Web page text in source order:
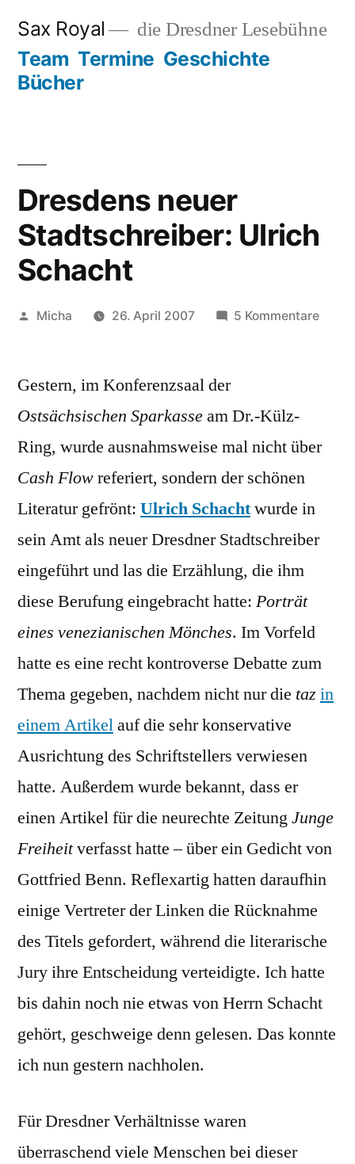
springen
Sax Royal die Dresdner Lesebühne
Team Termine Geschichte
Bücher
Dresdens neuer
Stadtschreiber: Ulrich
Schacht
Veröffentlicht
Micha 26. April 2007 5 Kommentarezu
Gestern, im Konferenzsaal der
Ostsächsischen Sparkasseam Dr.-Külz-
Ring, wurde ausnahmsweise mal nicht über
Cash Flowreferiert, sondern der schönen
Literatur gefrönt: Ulrich Schachtwurde in
sein Amt als neuer Dresdner Stadtschreiber
eingeführt und las die Erzählung, die ihm
diese Berufung eingebracht hatte: Porträt
eines venezianischen Mönches. Im Vorfeld
hatte es eine recht kontroverse Debatte zum
Thema gegeben, nachdem nicht nur die tazin
einem Artikelauf die sehr konservative
Ausrichtung des Schriftstellers verwiesen
hatte. Außerdem wurde bekannt, dass er
einen Artikel für die neurechte Zeitung Junge
Freiheitverfasst hatte – über ein Gedicht von
Gottfried Benn. Reflexartig hatten daraufhin
einige Vertreter der Linken die Rücknahme
des Titels gefordert, während die literarische
Jury ihre Entscheidung verteidigte. Ich hatte
bis dahin noch nie etwas von Herrn Schacht
gehört, geschweige denn gelesen. Das konnte
ich nun gestern nachholen.
Für Dresdner Verhältnisse waren
überraschend viele Menschen bei dieser